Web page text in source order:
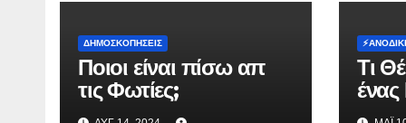
ΔΗΜΟΣΚΟΠΉΣΕΙΣ
Ποιοι είναι πίσω απ
τις Φωτίες;
Τι
ένας